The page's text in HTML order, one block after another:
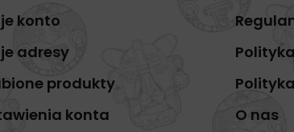
konto
adresy
produkty
konta
O nas